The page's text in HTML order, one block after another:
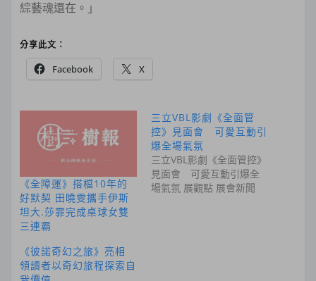
綜藝魂還在。」
分享此文：
Facebook X
《全障運》搭檔10年的
好默契 田曉雯攜手伊斯
坦大.莎霏完成桌球女雙
三連霸
三立VBL影劇《全面管
控》見面會 可愛互動引
爆全場氣氛
三立VBL影劇《全面管控》
見面會 可愛互動引爆全
場氣氛 展觀點 展會新聞
《彼諾奇幻之旅》亮相
領讀者以奇幻旅程探索自